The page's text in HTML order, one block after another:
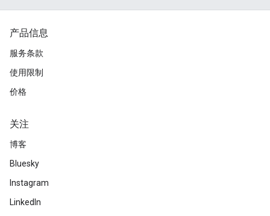
产品信息
服务条款
使用限制
价格
关注
博客
Bluesky
Instagram
LinkedIn